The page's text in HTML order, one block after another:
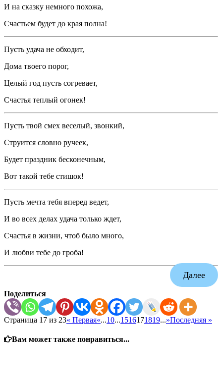
И на сказку немного похожа,
Счастьем будет до края полна!
Пусть удача не обходит,
Дома твоего порог,
Целый год пусть согревает,
Счастья теплый огонек!
Пусть твой смех веселый, звонкий,
Струится словно ручеек,
Будет праздник бесконечным,
Вот такой тебе стишок!
Пусть мечта тебя вперед ведет,
И во всех делах удача только ждет,
Счастья в жизни, чтоб было много,
И любви тебе до гроба!
Далее
Поделиться
Страница 17 из 23« Первая«...10...1516171819...»Последняя »
Вам может также понравиться...